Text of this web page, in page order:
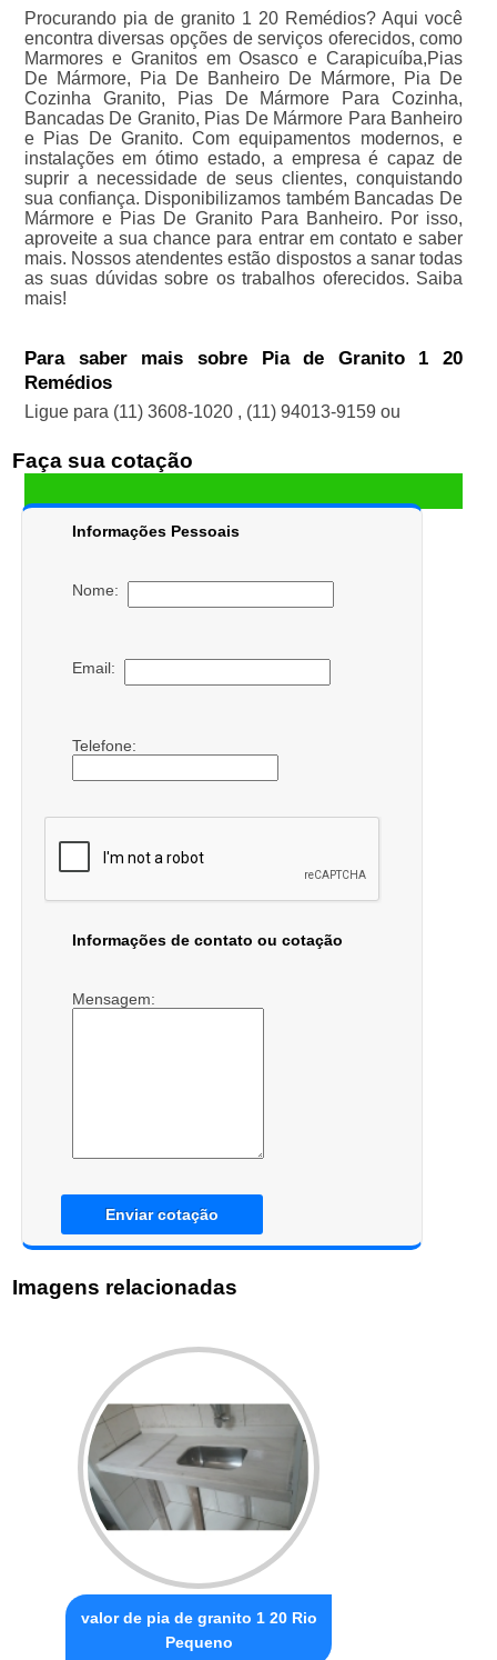
Procurando pia de granito 1 20 Remédios? Aqui você
encontra diversas opções de serviços oferecidos, como
Marmores e Granitos em Osasco e Carapicuíba,Pias
De Mármore, Pia De Banheiro De Mármore, Pia De
Cozinha Granito, Pias De Mármore Para Cozinha,
Bancadas De Granito, Pias De Mármore Para Banheiro
e Pias De Granito. Com equipamentos modernos, e
instalações em ótimo estado, a empresa é capaz de
suprir a necessidade de seus clientes, conquistando
sua confiança. Disponibilizamos também Bancadas De
Mármore e Pias De Granito Para Banheiro. Por isso,
aproveite a sua chance para entrar em contato e saber
mais. Nossos atendentes estão dispostos a sanar todas
as suas dúvidas sobre os trabalhos oferecidos. Saiba
mais!
Para saber mais sobre Pia de Granito 1 20
Remédios
Ligue para (11) 3608-1020 , (11) 94013-9159 ou
Faça sua cotação
Informações Pessoais
Nome:
Email:
Telefone:
Informações de contato ou cotação
Mensagem:
Enviar cotação
Imagens relacionadas
valor de pia de granito 1 20 Rio
Pequeno